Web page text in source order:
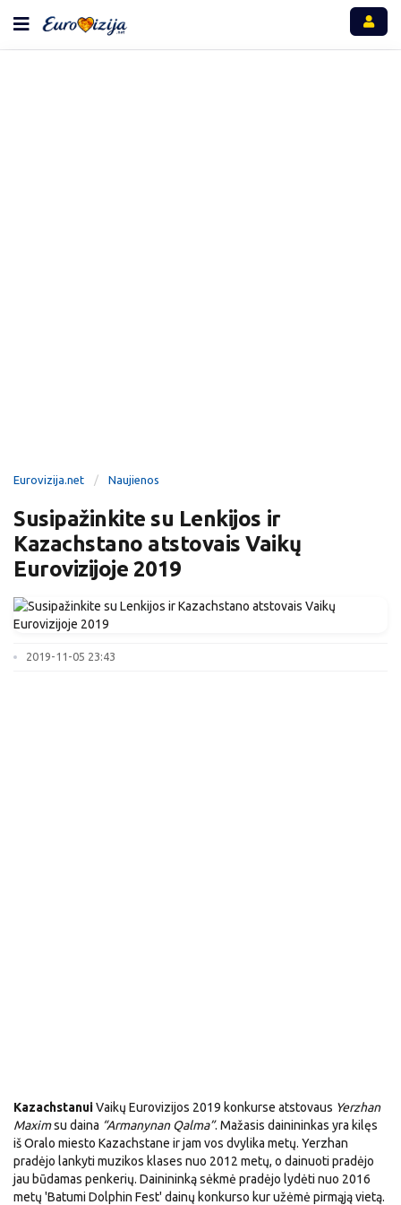
Eurovizija.net Naujienos
Susipažinkite su Lenkijos ir
Kazachstano atstovais Vaikų
Eurovizijoje 2019
2019-11-05 23:43
KazachstanuiVaikų Eurovizijos 2019 konkurse atstovaus Yerzhan
Maximsu daina “Armanynan Qalma”. Mažasis dainininkas yra kilęs
iš Oralo miesto Kazachstane ir jam vos dvylika metų. Yerzhan
pradėjo lankyti muzikos klases nuo 2012 metų, o dainuoti pradėjo
jau būdamas penkerių. Dainininką sėkmė pradėjo lydėti nuo 2016
metų 'Batumi Dolphin Fest' dainų konkurso kur užėmė pirmąją vietą.